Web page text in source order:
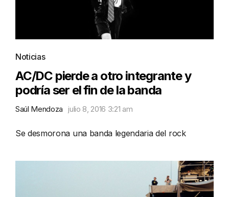
Noticias
AC/DC pierde a otro integrante y
podría ser el fin de la banda
Saúl Mendoza julio 8, 2016 3:21 am
Se desmorona una banda legendaria del rock